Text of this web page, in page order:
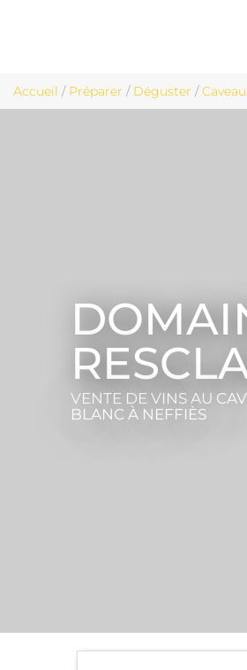
Accueil / Préparer / Déguster /
VENTE DE VINS AU
BLANC À NEFFIÈS